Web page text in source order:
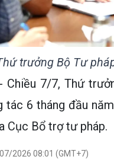
trưởng Bộ Tư
Chiều 7/7, Thứ
tác 6 tháng đầu
Cục Bổ trợ tư pháp.
2026 08:01 (GMT+7)